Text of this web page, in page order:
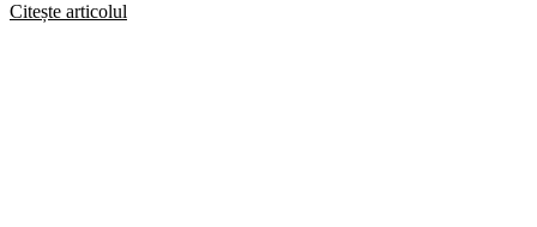
Citește articolul